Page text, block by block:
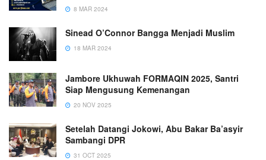
8 MAR 2024
Sinead O’Connor Bangga Menjadi Muslim
18 MAR 2024
Jambore Ukhuwah FORMAQIN 2025, Santri
Siap Mengusung Kemenangan
20 NOV 2025
Setelah Datangi Jokowi, Abu Bakar Ba’asyir
Sambangi DPR
31 OCT 2025